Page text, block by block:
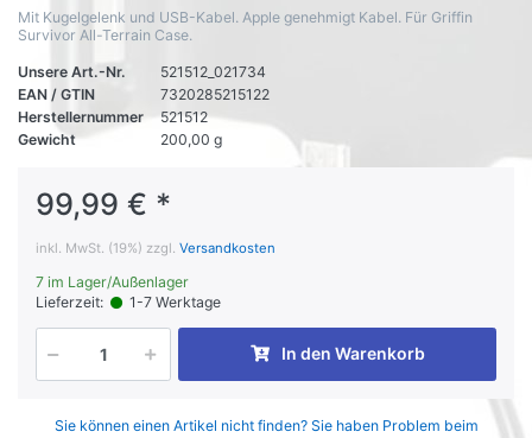
Mit Kugelgelenk und USB-Kabel. Apple genehmigt Kabel. Für Griffin
Survivor All-Terrain Case.
Unsere Art.-Nr.
521512_021734
EAN / GTIN
7320285215122
Herstellernummer
521512
Gewicht
200,00 g
99,99 € *
inkl. MwSt. (19%) zzgl. Versandkosten
7 im Lager/Außenlager
Lieferzeit:
1-7 Werktage
In den Warenkorb
Sie können einen Artikel nicht finden? Sie haben Problem beim